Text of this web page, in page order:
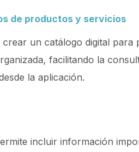
de productos y servicios
crear un catálogo digital
facilitando la
la aplicación.
incluir información